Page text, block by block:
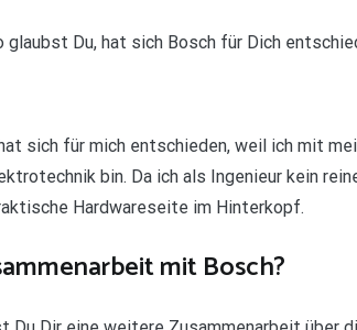
glaubst Du, hat sich Bosch für Dich
sich für mich entschieden, weil ich mit
bin. Da ich als Ingenieur kein
Hardwareseite im Hinterkopf.
mit Bosch?